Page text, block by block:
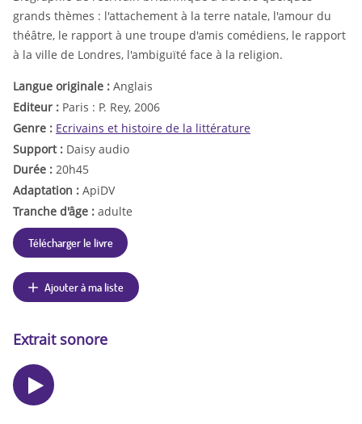
grands thèmes : l'attachement à la terre natale, l'amour du
théâtre, le rapport à une troupe d'amis comédiens, le rapport
à la ville de Londres, l'ambiguïté face à la religion.
Langue originale : Anglais
Editeur : Paris : P. Rey, 2006
Genre : Ecrivains et histoire de la littérature
Support : Daisy audio
Durée : 20h45
Adaptation : ApiDV
Tranche d'âge : adulte
Télécharger le livre
Ajouter à ma liste
Extrait sonore